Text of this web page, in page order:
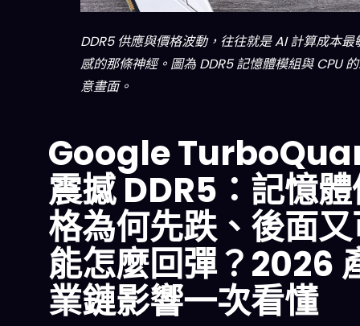
DDR5 供應與價格波動，往往就是 AI 計算成本最
感的那條神經。圖為 DDR5 記憶體模組與 CPU
意畫面。
Google
震撼 DDR5：記憶
格為何先跌、後面
能怎麼回彈？2026
業鏈影響一次看懂